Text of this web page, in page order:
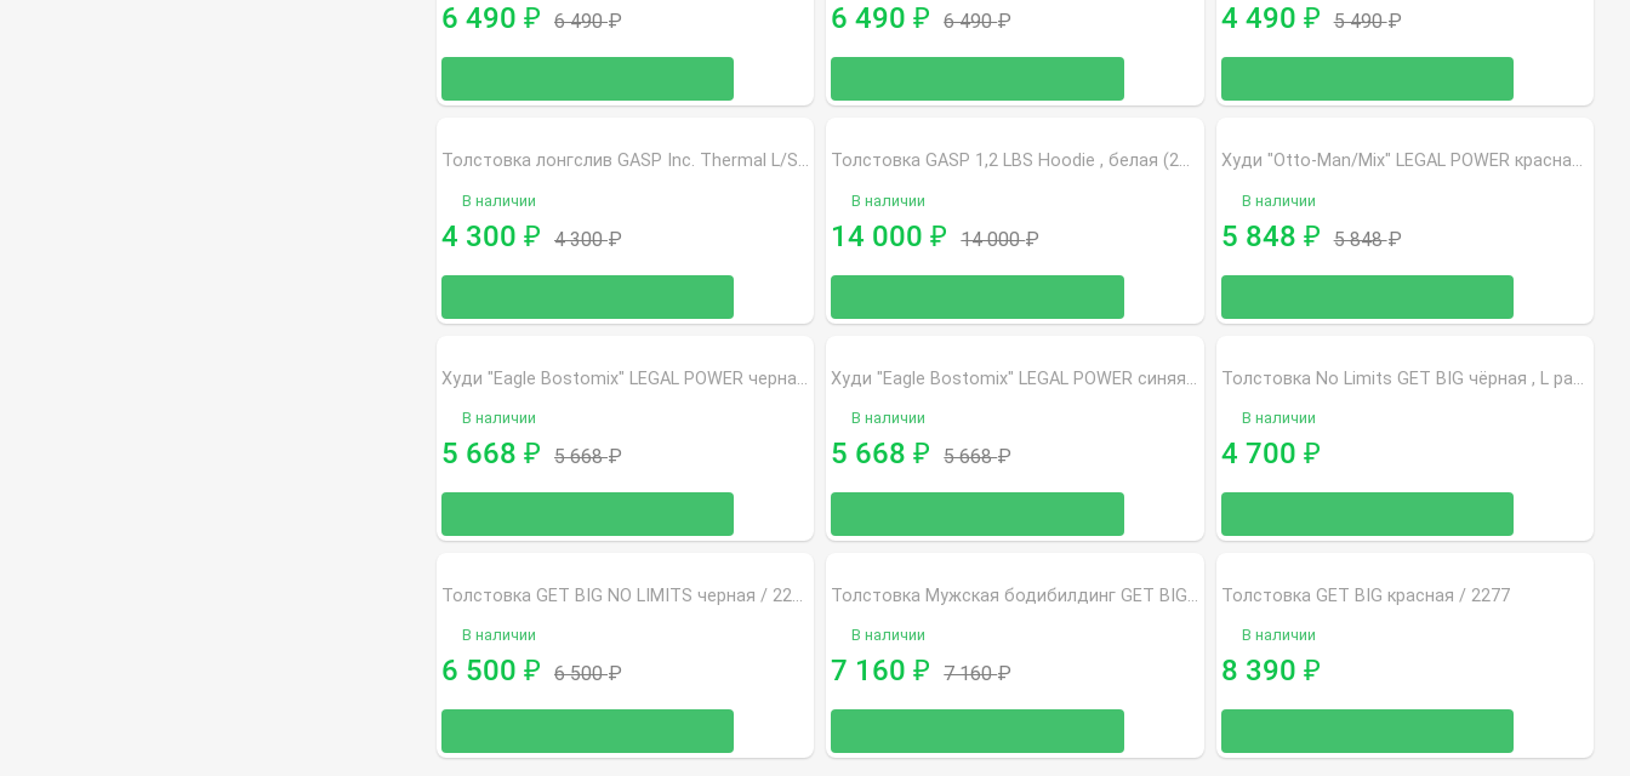
6 490 ₽ 6 490₽ 6 490₽ 6 490₽ 4 490 ₽ 5 490₽
Толстовка лонгслив GASP Inc. Thermal L/S , белая (220628-001)
В наличии
4 300 ₽ 4 300₽
Толстовка GASP 1,2 LBS Hoodie , белая (220449-001)
В наличии
14 000₽ 14 000₽
Худи "Otto-Man/Mix" LEGAL POWER красная 2875
В наличии
5 848 ₽ 5 848₽
Худи "Eagle Bostomix" LEGAL POWER черная 2873
В наличии
5 668 ₽ 5 668₽
Худи "Eagle Bostomix" LEGAL POWER синяя 2874
В наличии
5 668₽ 5 668₽
Толстовка No Limits GET BIG чёрная , L размер Последняя !!! 29114
В наличии
4 700 ₽
Толстовка GET BIG NO LIMITS черная / 2287
В наличии
6 500 ₽ 6 500₽
Толстовка Мужская бодибилдинг GET BIG черная 3614
В наличии
7 160₽ 7 160₽
Толстовка GET BIG красная / 2277
В наличии
8 390 ₽